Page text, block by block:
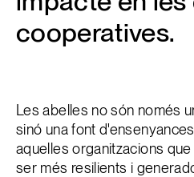
cooperatives.
Les abelles no són només
sinó una font
aquelles organitzacions
ser més resilients i